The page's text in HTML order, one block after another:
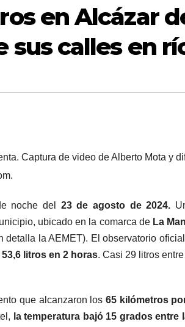
en Alcázar
sus calles en
Captura de video de Alberto Mota y
noche del 23 de agosto de 2024.
ubicado en la comarca de La
detalla la AEMET). El observatorio
53,6 litros en 2 horas. Casi 29 litros
que alcanzaron los 65 kilómetros
la temperatura bajó 15 grados entre